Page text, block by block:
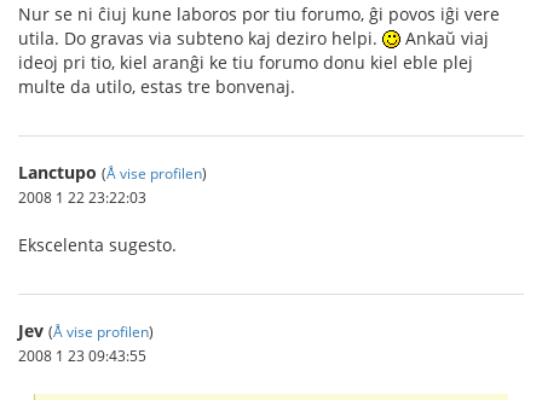
Nur se ni ĉiuj kune laboros por tiu forumo, ĝi povos iĝi vere
utila. Do gravas via subteno kaj deziro helpi.
Ankaŭ viaj
ideoj pri tio, kiel aranĝi ke tiu forumo donu kiel eble plej
multe da utilo, estas tre bonvenaj.
Lanctupo (Å vise profilen)
2008 1 22 23:22:03
Ekscelenta sugesto.
Jev (Å vise profilen)
2008 1 23 09:43:55